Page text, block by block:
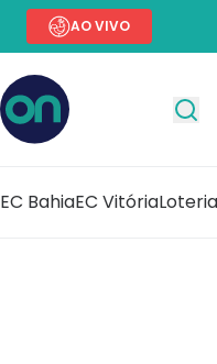
AO VIVO
EC BahiaEC Vitória